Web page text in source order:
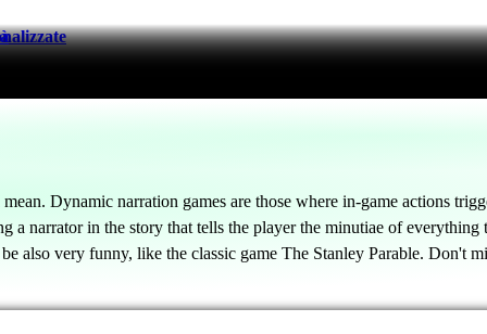
Dynamic narration games are those where in-game actions
a narrator in the story that tells the player the minutiae of
also very funny, like the classic game The Stanley Parable. Don't